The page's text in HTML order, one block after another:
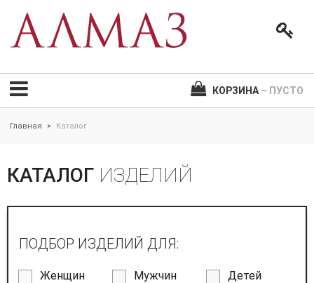
КОРЗИНА – ПУСТО
Главная > Каталог
КАТАЛОГ ИЗДЕЛИЙ
ПОДБОР ИЗДЕЛИЙ ДЛЯ:
Женщин Мужчин
Детей